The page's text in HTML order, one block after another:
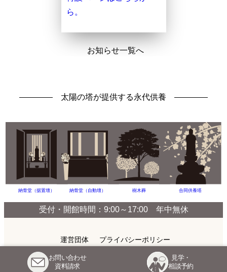
お問い合わせ
資料請求
見学・
相談予約
ら。
お知らせ一覧へ
太陽の塔が提供する永代供養
納骨堂（据置壇） 納骨堂（自動壇） 樹木葬 合同供養塔
受付・開館時間：9:00～17:00 年中無休
運営団体 プライバシーポリシー
Copyright © TAIYOUNOKAI All Rights Reserved.